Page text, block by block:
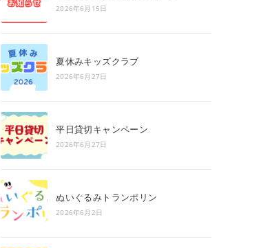
2026年6月15日
夏休みキッズクラブ
2026年6月27日
平日貸切キャンペーン
2026年6月27日
ぬいぐるみトランポリン
2026年6月2日